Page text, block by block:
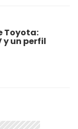
Toyota:
y un perfil